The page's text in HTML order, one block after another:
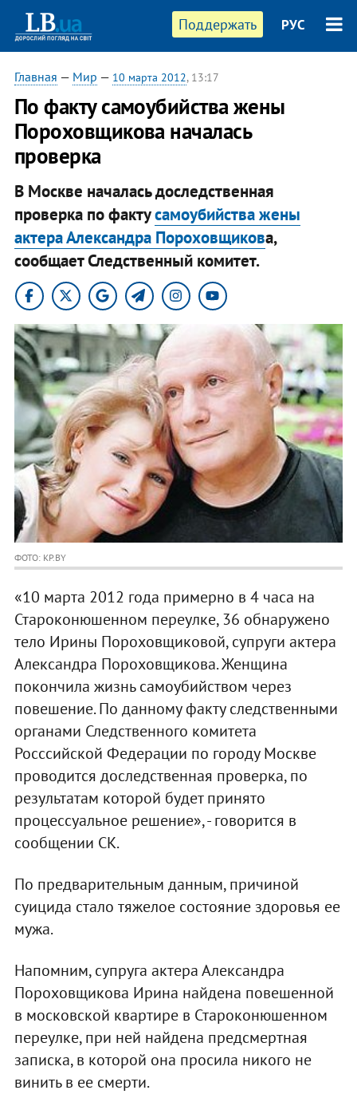
Поддержать РУС
Главная — Мир — 10 марта 2012, 13:17
​По факту самоубийства жены
Пороховщикова началась
проверка
В Москве началась доследственная
проверка по фактусамоубийства жены
актера Александра Пороховщикова,
сообщает Следственный комитет.
ФОТО: KP.BY
«10 марта 2012 года примерно в 4 часа на
Староконюшенном переулке, 36 обнаружено
тело Ирины Пороховщиковой, супруги актера
Александра Пороховщикова. Женщина
покончила жизнь самоубийством через
повешение. По данному факту следственными
органами Следственного комитета
Росссийской Федерации по городу Москве
проводится доследственная проверка, по
результатам которой будет принято
процессуальное решение», - говорится в
сообщении СК.
По предварительным данным, причиной
суицида стало тяжелое состояние здоровья ее
мужа.
Напомним, супруга актера Александра
Пороховщикова Ирина найдена повешенной
в московской квартире в Староконюшенном
переулке, при ней найдена предсмертная
записка, в которой она просила никого не
винить в ее смерти.